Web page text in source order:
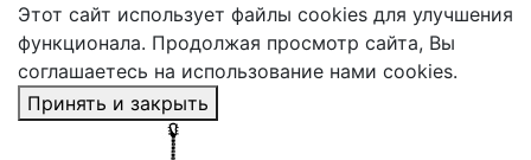
Этот сайт использует файлы cookies для улучшения
функционала. Продолжая просмотр сайта, Вы
соглашаетесь на использование нами cookies.
Принять и закрыть